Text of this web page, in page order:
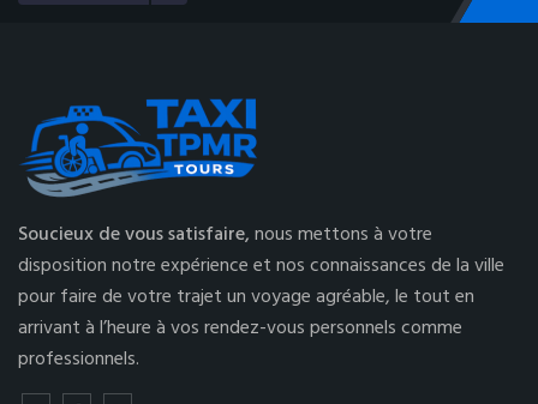
Soucieux de vous satisfaire,nous mettons à votre
disposition notre expérience et nos connaissances de la ville
pour faire de votre trajet un voyage agréable, le tout en
arrivant à l’heure à vos rendez-vous personnels comme
professionnels.